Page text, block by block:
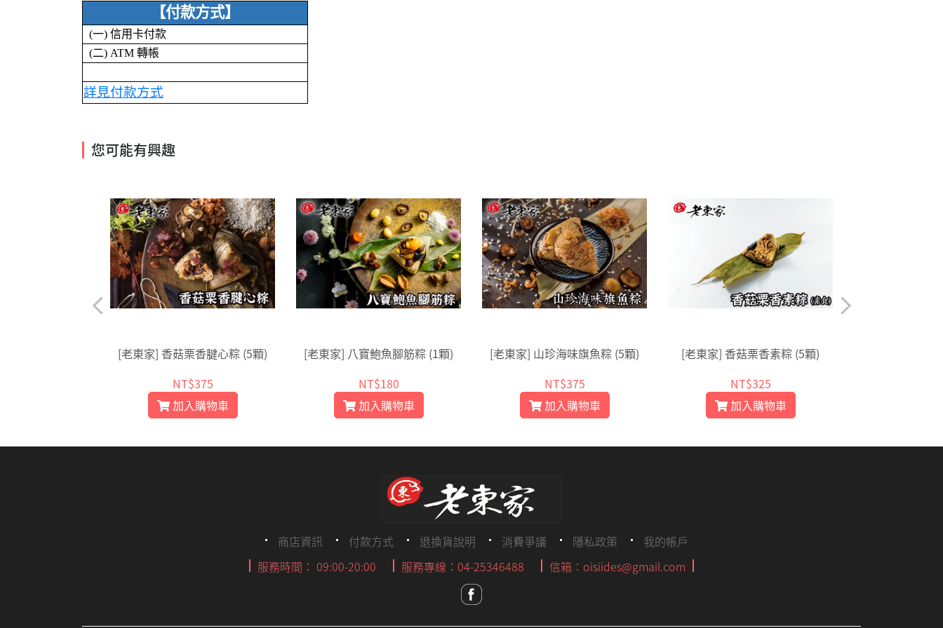
【付款方式】
(一) 信用卡付款
(二) ATM 轉帳
詳見付款方式
您可能有興趣
[老東家] 香菇栗香腱心粽 (5顆)
NT$375
加入購物車
[老東家] 八寶鮑魚腳筋粽 (1顆)
NT$180
加入購物車
[老東家] 山珍海味旗魚粽 (5顆)
NT$375
加入購物車
[老東家] 香菇栗香素粽 (5顆)
NT$325
加入購物車
商店資訊 付款方式 退換貨說明 消費爭議 隱私政策
我的帳戶
服務時間： 09:00-20:00
服務專線：04-25346488 信箱：oisiides@gmail.com